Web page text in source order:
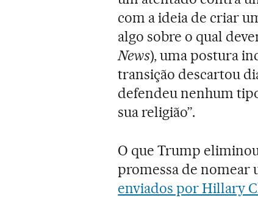
com a ideia de criar
algo sobre o qual
News), uma postura
transição descartou
defendeu nenhum
sua religião”.
O que Trump
promessa de nomear
enviados por Hillary